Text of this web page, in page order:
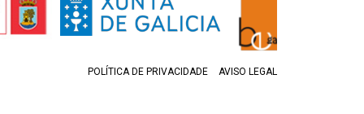
POLÍTICA DE PRIVACIDADE AVISO LEGAL